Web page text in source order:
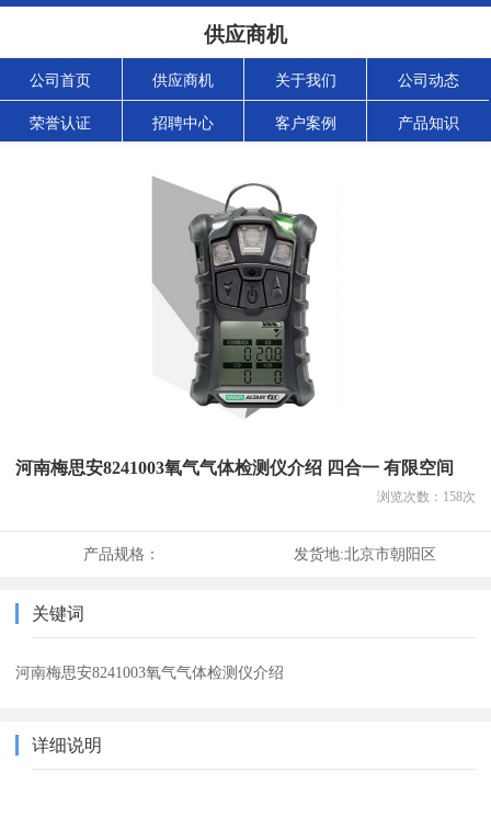
供应商机
公司首页 供应商机 关于我们 公司动态
荣誉认证 招聘中心 客户案例 产品知识
河南梅思安8241003氧气气体检测仪介绍 四合一 有限空间
浏览次数： 158次
产品规格： 发货地:北京市朝阳区
关键词
河南梅思安8241003氧气气体检测仪介绍
详细说明